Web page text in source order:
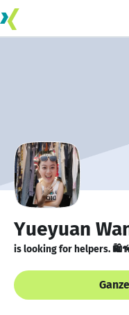
Yueyuan
is looking for helpers.